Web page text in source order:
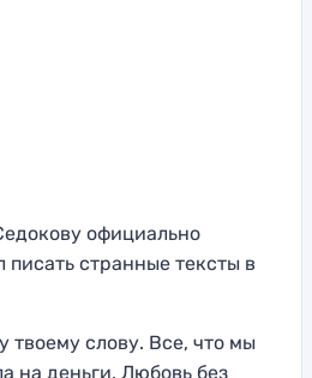
официально
писать странные тексты в
слову. Все, что мы
на деньги. Любовь без